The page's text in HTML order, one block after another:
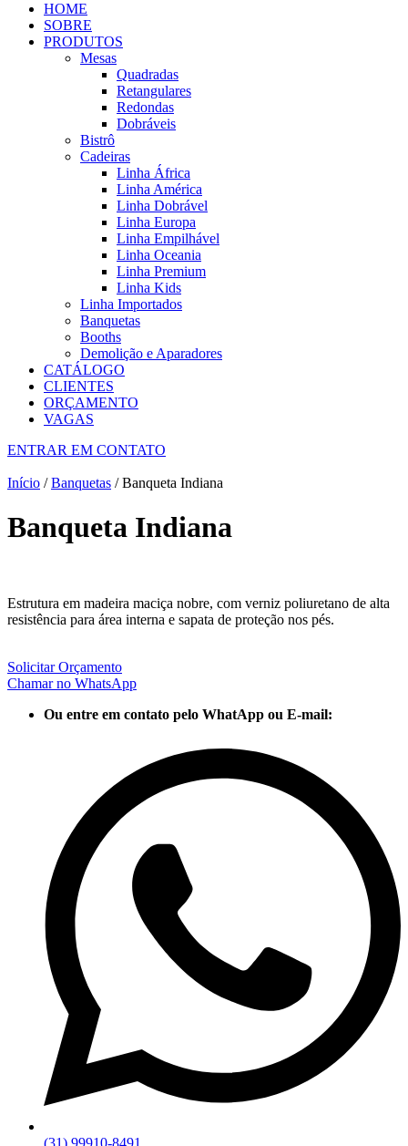
HOME
SOBRE
PRODUTOS
Mesas
Quadradas
Retangulares
Redondas
Dobráveis
Bistrô
Cadeiras
Linha África
Linha América
Linha Dobrável
Linha Europa
Linha Empilhável
Linha Oceania
Linha Premium
Linha Kids
Linha Importados
Banquetas
Booths
Demolição e Aparadores
CATÁLOGO
CLIENTES
ORÇAMENTO
VAGAS
ENTRAR EM CONTATO
Início /Banquetas / Banqueta Indiana
Banqueta Indiana
Estrutura em madeira maciça nobre, com verniz poliuretano de alta
resistência para área interna e sapata de proteção nos pés.
Solicitar Orçamento
Chamar no WhatsApp
Ou entre em contato pelo WhatApp ou E-mail:
(31) 99910-8491